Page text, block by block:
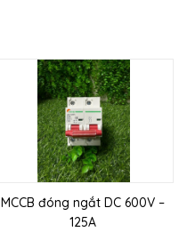
MCCB đóng ngắt DC 600V –
125A